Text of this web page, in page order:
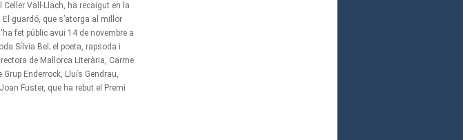
Vall-Llach, ha recaigut en la
guardó, que s’atorga al millor
fet públic avui 14 de novembre a
Sílvia Bel; el poeta, rapsoda i
de Mallorca Literària, Carme
Enderrock, Lluís Gendrau,
Fuster, que ha rebut el Premi